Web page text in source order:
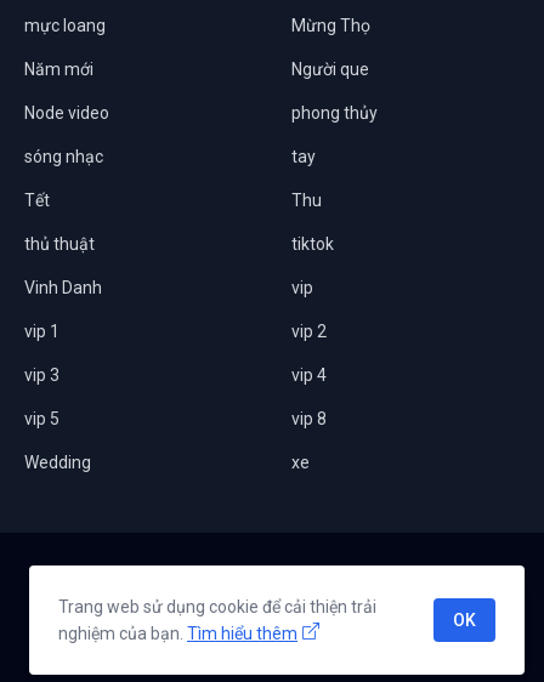
mực loang Mừng Thọ
Năm mới Người que
Node video phong thủy
sóng nhạc tay
Tết Thu
thủ thuật tiktok
Vinh Danh vip
vip 1 vip 2
vip 3 vip 4
vip 5 vip 8
Wedding xe
HomeGiới thiệuChính sách bảo mật
Trang web sử dụng cookie để cải thiện trải
nghiệm của bạn. Tìm hiểu thêm
OK